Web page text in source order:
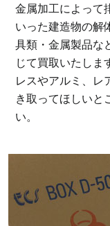
金属加工によって
いった建造物の解
具類・金属製品な
じて買取いたしま
レスやアルミ、レ
き取ってほしいと
い。